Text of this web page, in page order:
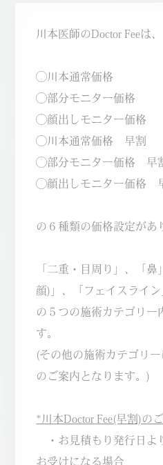
-川本 幸司
-AYAKA
お問い合わせ
川本医師のDoctor Feeは、
◯川本通常価格
◯部分モニター価格
◯顔出しモニター価格
◯川本通常価格 早割
◯部分モニター価格 早
◯顔出しモニター価格
の６種類の価格設定があ
「二重・目周り」、「
顔)」、「フェイスライン
の５つの施術カテゴリー
す。
(その他の施術カテゴリ
のご案内となります。)
*川本Doctor Fee(早割)の
・お見積もり発行日よ
お受けになる場合